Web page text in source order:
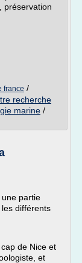
préservation
france /
recherche
marine /
partie
différents
de Nice et
et